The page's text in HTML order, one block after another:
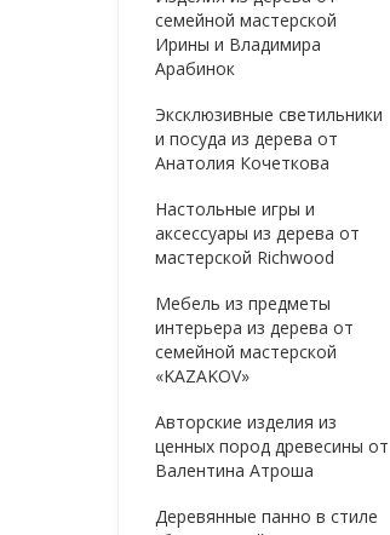
семейной мастерской
Ирины и Владимира
Арабинок
Эксклюзивные светильники
и посуда из дерева от
Анатолия Кочеткова
Настольные игры и
аксессуары из дерева от
мастерской Richwood
Мебель из предметы
интерьера из дерева от
семейной мастерской
«KAZAKOV»
Авторские изделия из
ценных пород древесины от
Валентина Атроша
Деревянные панно в стиле